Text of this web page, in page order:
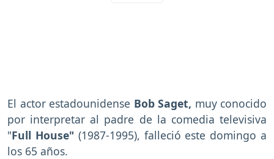
El actor estadounidense Bob Saget, muy conocido
por interpretar al padre de la comedia televisiva
"Full House" (1987-1995), falleció este domingo a
los 65 años.